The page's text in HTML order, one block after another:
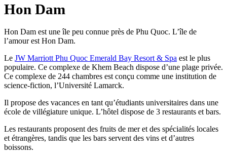
Hon Dam
Hon Dam est une île peu connue près de Phu Quoc. L’île de
l’amour est Hon Dam.
Le JW Marriott Phu Quoc Emerald Bay Resort & Spa est le plus
populaire. Ce complexe de Khem Beach dispose d’une plage privée.
Ce complexe de 244 chambres est conçu comme une institution de
science-fiction, l’Université Lamarck.
Il propose des vacances en tant qu’étudiants universitaires dans une
école de villégiature unique. L’hôtel dispose de 3 restaurants et bars.
Les restaurants proposent des fruits de mer et des spécialités locales
et étrangères, tandis que les bars servent des vins et d’autres
boissons.